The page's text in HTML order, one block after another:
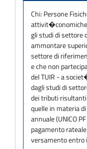
Chi: Persone
attivit�conomiche
gli studi di settore
ammontare
settore di
e che non
del TUIR - a
dagli studi di
dei tributi risultanti
quelle in materia
annuale (UNICO
pagamento
versamento entro